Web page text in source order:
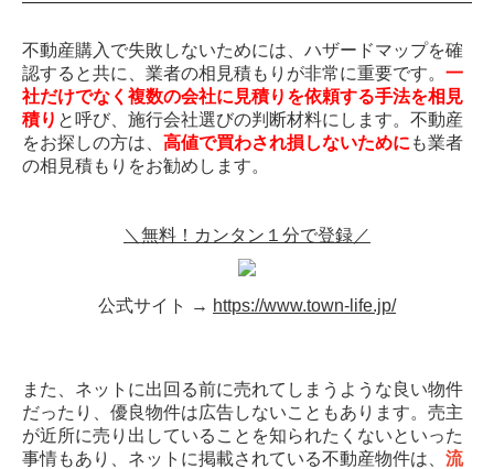
不動産購入で失敗しないためには、ハザードマップを確
認すると共に、業者の相見積もりが非常に重要です。 一
社だけでなく複数の会社に見積りを依頼する手法を相見
積り と呼び、施行会社選びの判断材料にします。不動産
をお探しの方は、 高値で買わされ損しないために も業者
の相見積もりをお勧めします。
＼無料！カンタン１分で登録／
公式サイト → https://www.town-life.jp/
また、ネットに出回る前に売れてしまうような良い物件
だったり、優良物件は広告しないこともあります。売主
が近所に売り出していることを知られたくないといった
事情もあり、ネットに掲載されている不動産物件は、 流